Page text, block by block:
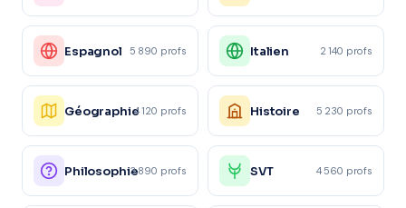
Espagnol 5 890 profs Italien 2 140 profs
Géographie4 120 profs Histoire 5 230 profs
Philosophie3 890 profs SVT 4 560 profs